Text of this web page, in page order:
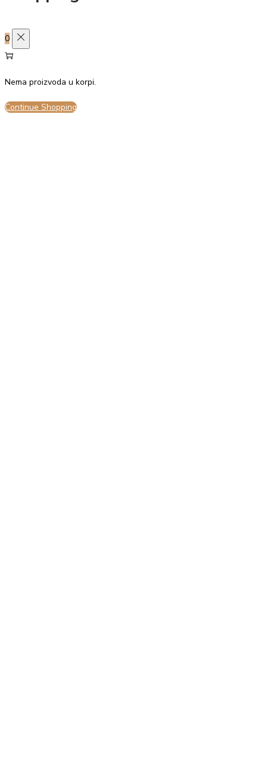
0
Nema proizvoda u korpi.
Continue Shopping